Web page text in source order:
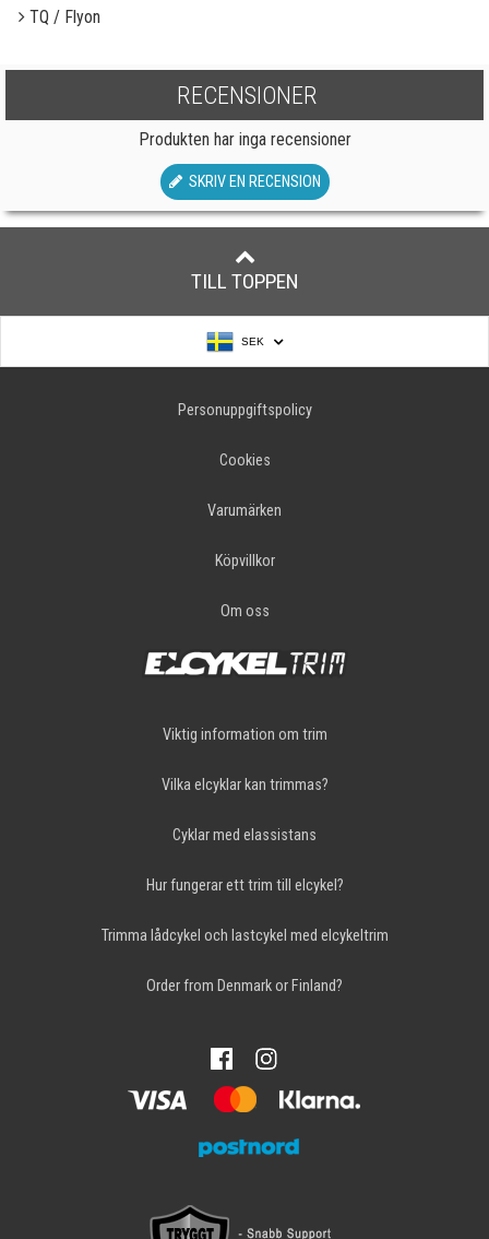
TQ / Flyon
RECENSIONER
Produkten har inga recensioner
SKRIV EN RECENSION
TILL TOPPEN
SEK
Personuppgiftspolicy
Cookies
Varumärken
Köpvillkor
Om oss
Viktig information om trim
Vilka elcyklar kan trimmas?
Cyklar med elassistans
Hur fungerar ett trim till elcykel?
Trimma lådcykel och lastcykel med elcykeltrim
Order from Denmark or Finland?